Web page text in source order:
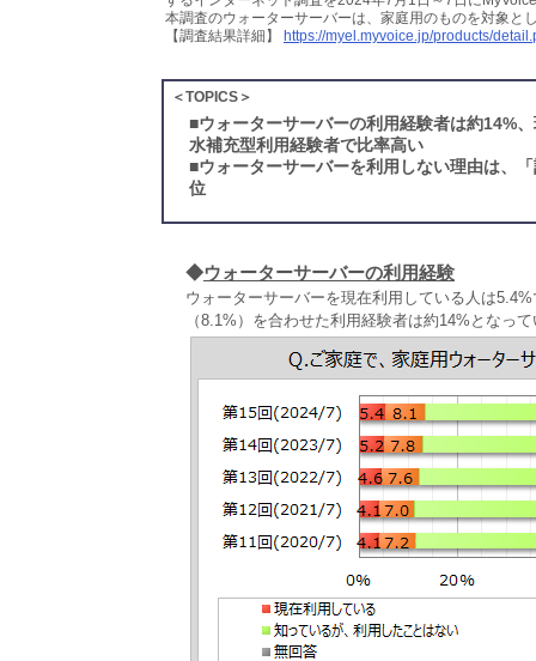
本調査のウォーターサーバーは、家庭用のものを対象と
【調査結果詳細】
https://myel.myvoice.jp/products/
＜TOPICS＞
■ウォーターサーバーの利用経験者は約14%
水補充型利用経験者で比率高い
■ウォーターサーバーを利用しない理由は、
位
◆ウォーターサーバーの利用経験
ウォーターサーバーを現在利用している人は
（8.1%）を合わせた利用経験者は約14%となっ